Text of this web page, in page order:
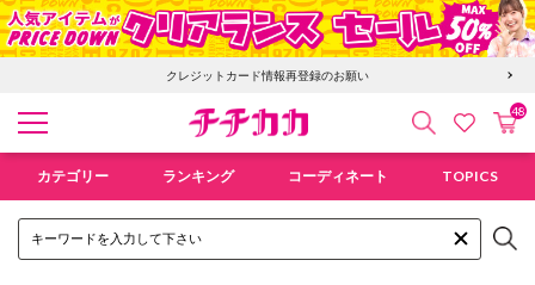
クレジットカード情報再登録のお願い
検索 お気にカ
48
カテゴリー ランキング コーディネート TOPICS